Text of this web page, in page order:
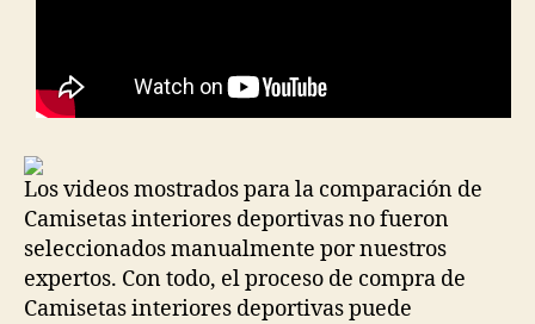
Los videos mostrados para la comparación de
Camisetas interiores deportivas no fueron
seleccionados manualmente por nuestros
expertos. Con todo, el proceso de compra de
Camisetas interiores deportivas puede